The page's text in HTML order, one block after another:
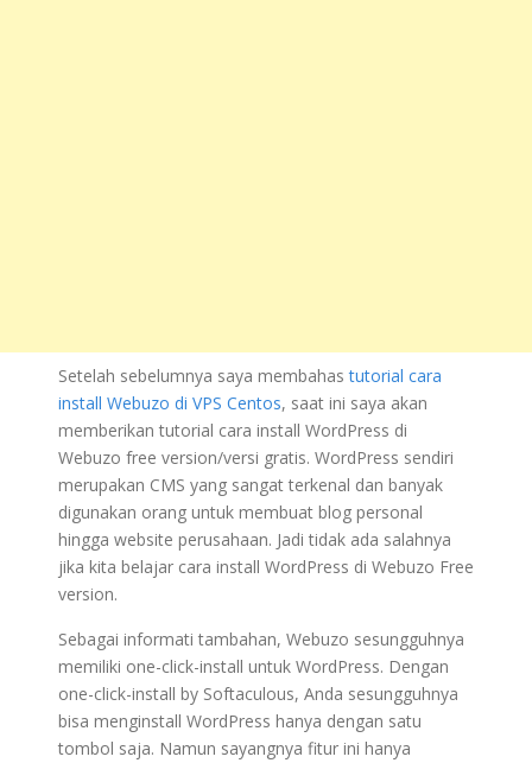
Setelah sebelumnya saya membahastutorial cara
install Webuzo di VPS Centos, saat ini saya akan
memberikan tutorial cara install WordPress di
Webuzo free version/versi gratis. WordPress sendiri
merupakan CMS yang sangat terkenal dan banyak
digunakan orang untuk membuat blog personal
hingga website perusahaan. Jadi tidak ada salahnya
jika kita belajar cara install WordPress di Webuzo Free
version.
Sebagai informati tambahan, Webuzo sesungguhnya
memiliki one-click-install untuk WordPress. Dengan
one-click-install by Softaculous, Anda sesungguhnya
bisa menginstall WordPress hanya dengan satu
tombol saja. Namun sayangnya fitur ini hanya